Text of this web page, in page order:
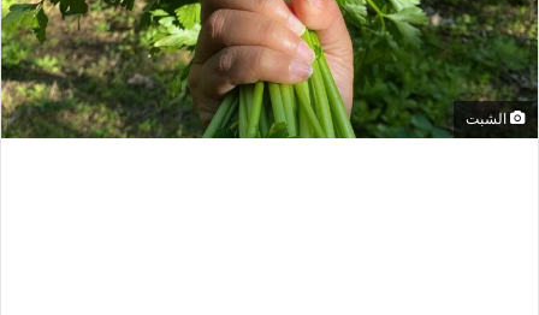
الشبت